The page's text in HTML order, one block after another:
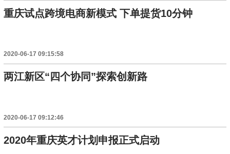
重庆试点跨境电商新模式 下单提货10分钟
2020-06-17 09:15:58
两江新区“四个协同”探索创新路
2020-06-17 09:12:46
2020年重庆英才计划申报正式启动